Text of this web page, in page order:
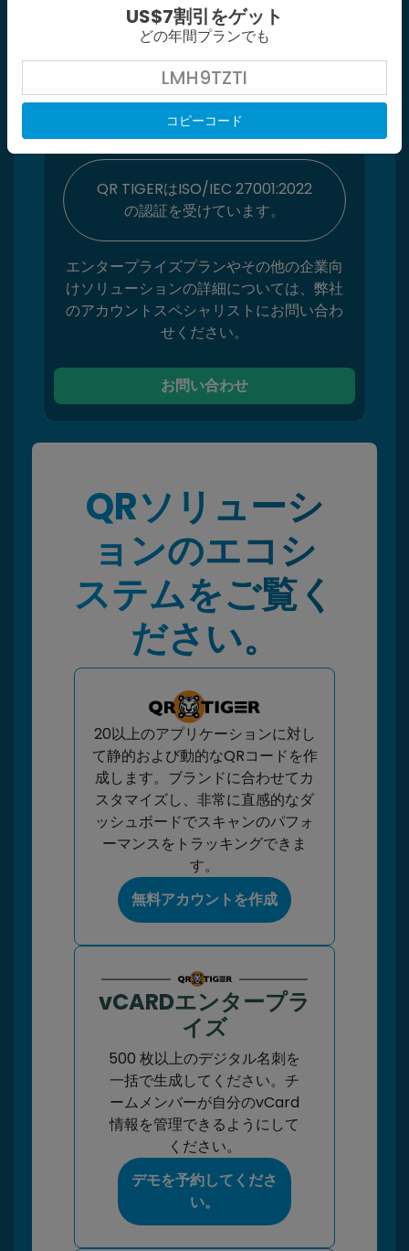
エンタープライズプランには、企業向けの
高度な機能とソリューションがあります。
管理者と様々なサブユーザーを割り当て
て、社内のさまざまなチームやブランドで
QRコードキャンペーンを管理することが
できます。
QR TIGERはISO/IEC 27001:2022
の認証を受けています。
エンタープライズプランやその他の企業向
けソリューションの詳細については、弊社
のアカウントスペシャリストにお問い合わ
せください。
お問い合わせ
QRソリューシ
ョンのエコシ
ステムをご覧く
ださい。
20以上のアプリケーションに対し
て静的および動的なQRコードを作
成します。ブランドに合わせてカ
スタマイズし、非常に直感的なダ
ッシュボードでスキャンのパフォ
ーマンスをトラッキングできま
す。
無料アカウントを作成
vCARDエンタープラ
イズ
500 枚以上のデジタル名刺を
一括で生成してください。チ
ームメンバーが自分のvCard
情報を管理できるようにして
ください。
デモを予約してくださ
い。
US$7割引をゲット
どの年間プランでも
LMH9TZTI
コピーコード